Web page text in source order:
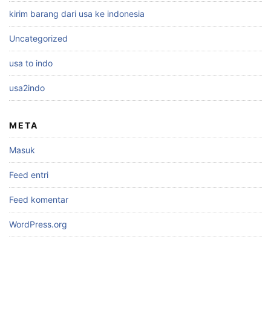
kirim barang dari usa ke indonesia
Uncategorized
usa to indo
usa2indo
META
Masuk
Feed entri
Feed komentar
WordPress.org